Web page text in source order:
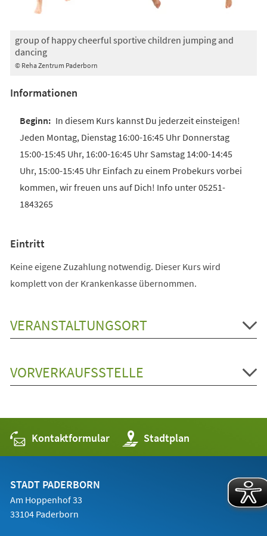
© Reha Zentrum Paderborn
group of happy cheerful sportive children jumping and
dancing
Informationen
In diesem Kurs kannst Du jederzeit einsteigen!
Jeden Montag, Dienstag 16:00-16:45 Uhr Donnerstag
15:00-15:45 Uhr, 16:00-16:45 Uhr Samstag 14:00-14:45
Uhr, 15:00-15:45 Uhr Einfach zu einem Probekurs vorbei
kommen, wir freuen uns auf Dich! Info unter 05251-
1843265
Eintritt
Keine eigene Zuzahlung notwendig. Dieser Kurs wird
komplett von der Krankenkasse übernommen.
VERANSTALTUNGSORT
VORVERKAUFSSTELLE
Kontaktformular Stadtplan
(Öffnet
in
einem
STADT PADERBORN
Am Hoppenhof 33
33104 Paderborn